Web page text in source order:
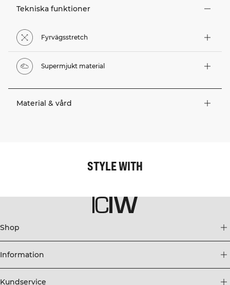
Tekniska funktioner
Fyrvägsstretch
Supermjukt material
Material & vård
STYLE WITH
Shop
Information
Kundservice